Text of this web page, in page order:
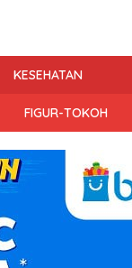
KESEHATAN
FIGUR-TOKOH